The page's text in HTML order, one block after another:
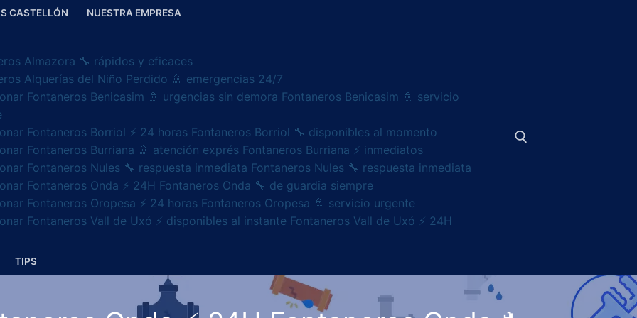
CASTELLÓN NUESTRA EMPRESA
Almazora 🔧 rápidos y eficaces
Alquerías del Niño Perdido 🚿 emergencias 24/7
Fontaneros Benicasim 🚿 urgencias sin demora Fontaneros Benicasim 🚿 servicio
Fontaneros Borriol ⚡ 24 horas Fontaneros Borriol 🔧 disponibles al momento
Fontaneros Burriana 🚿 atención exprés Fontaneros Burriana ⚡ inmediatos
Fontaneros Nules 🔧 respuesta inmediata Fontaneros Nules 🔧 respuesta inmediata
Fontaneros Onda ⚡ 24H Fontaneros Onda 🔧 de guardia siempre
Fontaneros Oropesa ⚡ 24 horas Fontaneros Oropesa 🚿 servicio urgente
Fontaneros Vall de Uxó ⚡ disponibles al instante Fontaneros Vall de Uxó ⚡ 24H
TIPS